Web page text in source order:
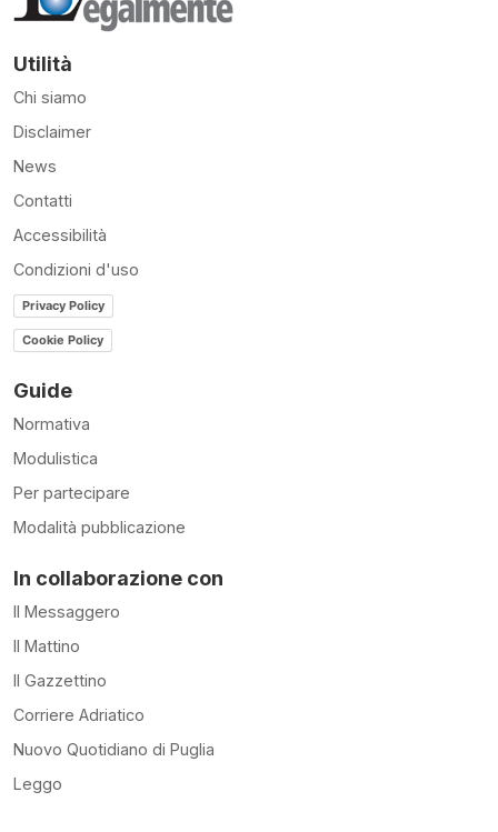
Utilità
Chi siamo
Disclaimer
News
Contatti
Accessibilità
Condizioni d'uso
Privacy Policy
Cookie Policy
Guide
Normativa
Modulistica
Per partecipare
Modalità pubblicazione
In collaborazione con
Il Messaggero
Il Mattino
Il Gazzettino
Corriere Adriatico
Nuovo Quotidiano di Puglia
Leggo